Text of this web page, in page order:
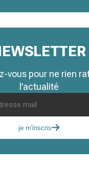
vous pour ne rien
l’actualité
je m'inscris